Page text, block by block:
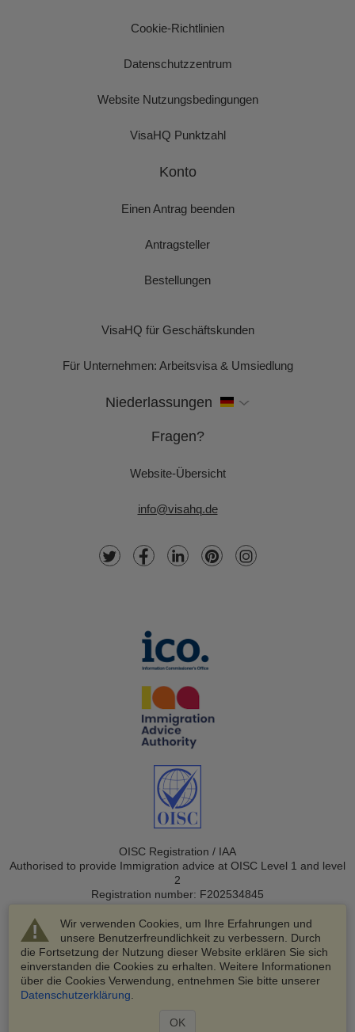
Wir verwenden Cookies, um Ihre Erfahrungen und
unsere Benutzerfreundlichkeit zu verbessern. Durch
die Fortsetzung der Nutzung dieser Website erklären Sie sich
einverstanden die Cookies zu erhalten. Weitere Informationen
über die Cookies Verwendung, entnehmen Sie bitte unserer
Datenschutzerklärung
OK
Cookie-Richtlinien
Datenschutzzentrum
Website Nutzungsbedingungen
VisaHQ Punktzahl
Konto
Einen Antrag beenden
Antragsteller
Bestellungen
VisaHQ für Geschäftskunden
Für Unternehmen: Arbeitsvisa & Umsiedlung
Niederlassungen
Fragen?
Website-Übersicht
info@visahq.de
OISC Registration / IAA
Authorised to provide Immigration advice at OISC Level 1 and level
2
Registration number: F202534845
© 2003-2026 VisaHQ.com, Inc. Alle Rechte vorbehalten.
VisaHQ und das VisaHQ-Logo sind eingetragene Marken von
VisaHQ.com, Inc.